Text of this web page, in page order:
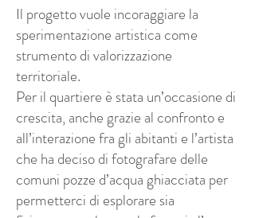
Il progetto vuole incoraggiare la
sperimentazione artistica come
strumento di valorizzazione
territoriale.
Per il quartiere è stata un’occasione di
crescita, anche grazie al confronto e
all’interazione fra gli abitanti e l’artista
che ha deciso di fotografare delle
comuni pozze d’acqua ghiacciata per
permetterci di esplorare sia